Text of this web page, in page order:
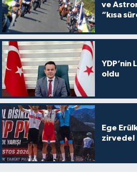
ve
“kısa
YDP’nin
oldu
Ege
zirvede!